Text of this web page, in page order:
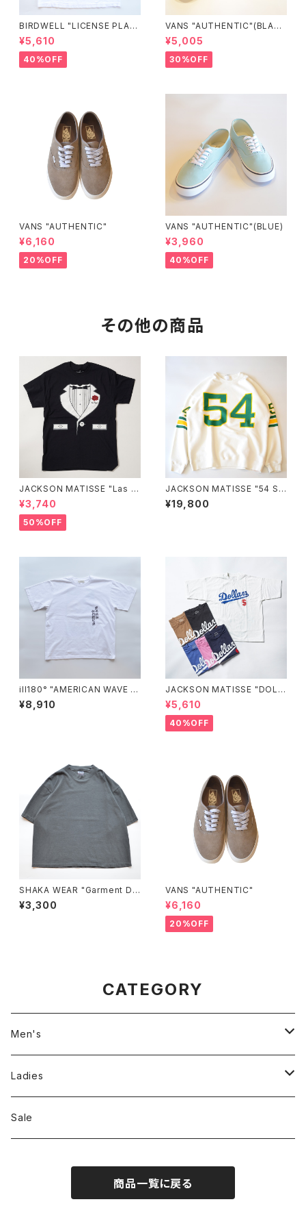
BIRDWELL "LICENSE PLAT
E TEE"
¥5,610
40%OFF
VANS "AUTHENTIC"(BLAC
K/BLACK)
¥5,005
30%OFF
VANS "AUTHENTIC"
¥6,160
20%OFF
VANS "AUTHENTIC"(BLUE)
¥3,960
40%OFF
その他の商品
JACKSON MATISSE "Las V
egas Tee"
¥3,740
50%OFF
JACKSON MATISSE "54 S
WEAT"
¥19,800
ill180° "AMERICAN WAVE T
EE"
¥8,910
JACKSON MATISSE "DOLL
ARS"
¥5,610
40%OFF
SHAKA WEAR "Garment Dy
e Drop Shoulder 7.5 OZ"
¥3,300
VANS "AUTHENTIC"
¥6,160
20%OFF
CATEGORY
Men's
Jackson Matisse
ILL180°
Ladies
Unfil
Sale
商品一覧に戻る